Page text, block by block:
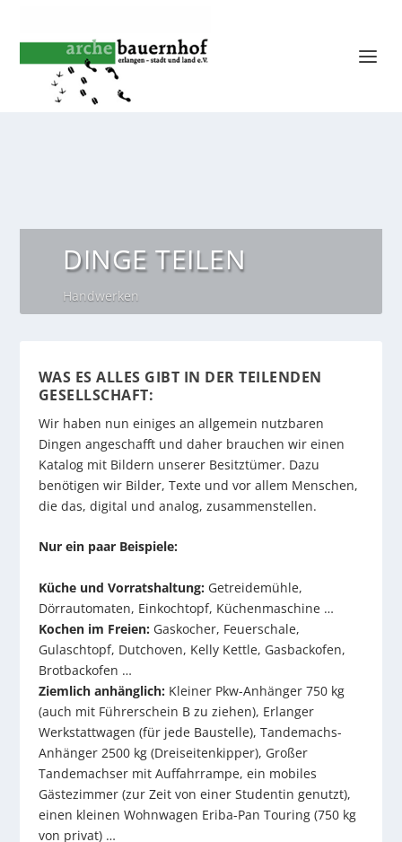
DINGE TEILEN
Handwerken
WAS ES ALLES GIBT IN DER TEILENDEN
GESELLSCHAFT:
Wir haben nun einiges an allgemein nutzbaren
Dingen angeschafft und daher brauchen wir einen
Katalog mit Bildern unserer Besitztümer. Dazu
benötigen wir Bilder, Texte und vor allem Menschen,
die das, digital und analog, zusammenstellen.
Nur ein paar Beispiele:
Küche und Vorratshaltung:Getreidemühle,
Dörrautomaten, Einkochtopf, Küchenmaschine …
Kochen im Freien:Gaskocher, Feuerschale,
Gulaschtopf, Dutchoven, Kelly Kettle, Gasbackofen,
Brotbackofen …
Ziemlich anhänglich:Kleiner Pkw-Anhänger 750 kg
(auch mit Führerschein B zu ziehen), Erlanger
Werkstattwagen (für jede Baustelle), Tandemachs-
Anhänger 2500 kg (Dreiseitenkipper), Großer
Tandemachser mit Auffahrrampe, ein mobiles
Gästezimmer (zur Zeit von einer Studentin genutzt),
einen kleinen Wohnwagen Eriba-Pan Touring (750 kg
von privat) …